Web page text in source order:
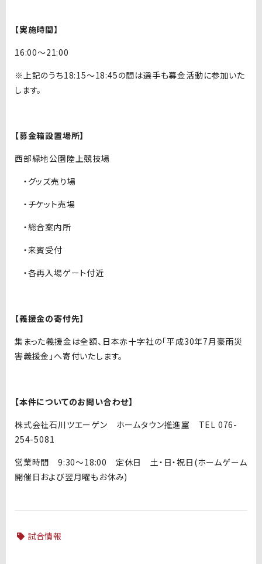
【実施時間】
16:00～21:00
※上記のうち18:15～18:45の間は選手も募金活動に参加いた
します。
【募金箱設置場所】
西部緑地公園陸上競技場
・グッズ売り場
・チケット売場
・総合案内所
・来賓受付
・各再入場ゲート付近
【義援金の寄付先】
集まった義援金は全額、日本赤十字社の「平成30年7月豪雨災
害義援金」へ寄付いたします。
【本件についてのお問い合わせ】
株式会社石川ツエーゲン ホームタウン推進室 TEL 076-
254-5081
営業時間 9:30～18:00 定休日 土・日・祝日(ホームゲーム
開催日および翌月曜もお休み)
試合情報